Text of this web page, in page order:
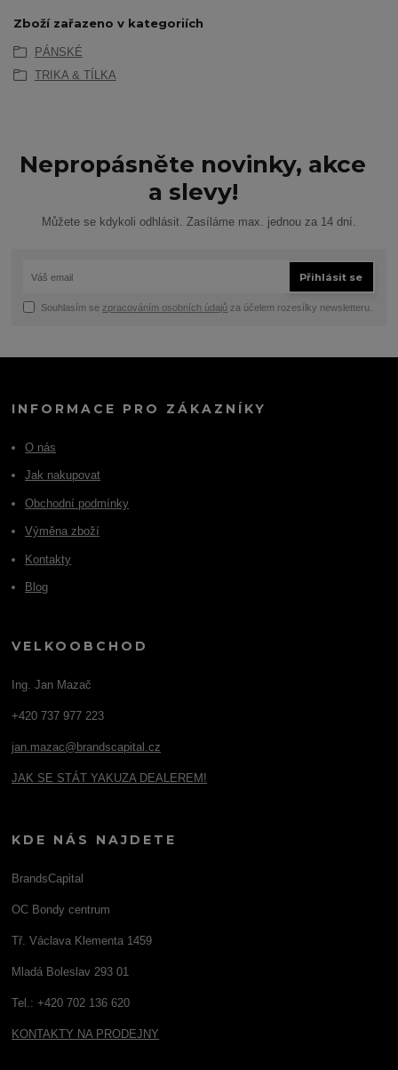
Zboží zařazeno v kategoriích
PÁNSKÉ
TRIKA & TÍLKA
Nepropásněte novinky, akce
a slevy!
Můžete se kdykoli odhlásit. Zasíláme max. jednou za 14 dní.
Přihlásit se
Souhlasím se zpracováním osobních údajů za účelem rozesílky newsletteru.
INFORMACE PRO ZÁKAZNÍKY
O nás
Jak nakupovat
Obchodní podmínky
Výměna zboží
Kontakty
Blog
VELKOOBCHOD
Ing. Jan Mazač
+420 737 977 223
jan.mazac@brandscapital.cz
JAK SE STÁT YAKUZA DEALEREM!
KDE NÁS NAJDETE
BrandsCapital
OC Bondy centrum
Tř. Václava Klementa 1459
Mladá Boleslav 293 01
Tel.: +420 702 136 620
KONTAKTY NA PRODEJNY